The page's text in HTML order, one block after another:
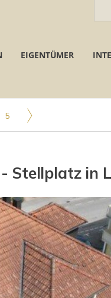
EIGENTÜMER
5
Stellplatz in